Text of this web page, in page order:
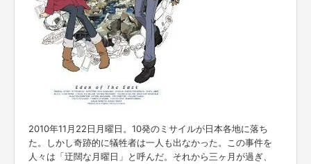
2010年11月22日月曜日。10発のミサイルが日本各地に落ち
た。しかし奇跡的に犠牲者は一人も出なかった。この事件を
人々は「迂闊な月曜日」と呼んだ。それから三ヶ月が過ぎ、